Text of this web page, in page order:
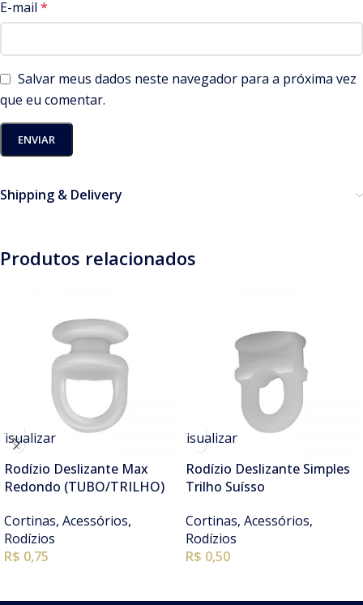
E-mail *
Salvar meus dados neste navegador para a próxima vez
que eu comentar.
Shipping & Delivery
Produtos relacionados
Rodízio Deslizante Max
Redondo (TUBO/TRILHO)
Cortinas, Acessórios,
Rodízios
R$ 0,75
Visualizar
Rodízio Deslizante Simples
Trilho Suísso
Cortinas, Acessórios,
Rodízios
R$ 0,50